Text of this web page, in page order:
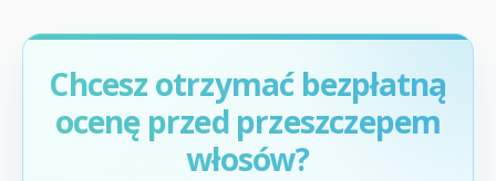
Chcesz otrzymać bezpłatną
ocenę przed przeszczepem
włosów?